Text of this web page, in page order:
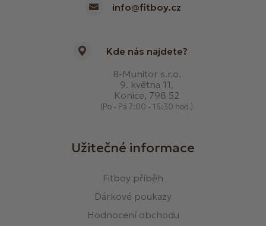
info@fitboy.cz
Kde nás najdete?
B-Munitor s.r.o.
9. května 11,
Konice, 798 52
(Po - Pá 7:00 - 15:30 hod.)
Užitečné informace
Fitboy příběh
Dárkové poukazy
Hodnocení obchodu